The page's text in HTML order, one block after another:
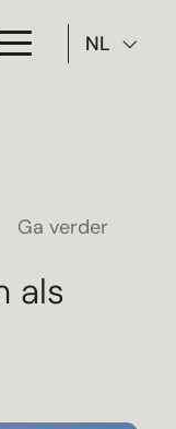
NL
Ga verder
als